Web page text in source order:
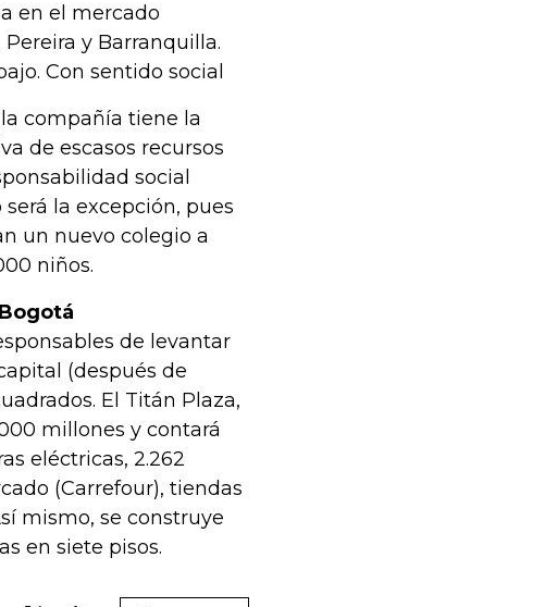
en el mercado
y Barranquilla.
Con sentido social
compañía tiene la
de escasos recursos
social
la excepción, pues
un nuevo colegio a
niños.
de levantar
(después de
El Titán Plaza,
millones y contará
eléctricas, 2.262
(Carrefour), tiendas
mismo, se construye
en siete pisos.